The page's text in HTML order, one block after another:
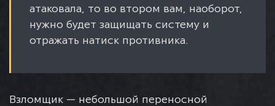
атаковала, то во втором вам, наоборот,
нужно будет защищать систему и
отражать натиск противника.
Взломщик — небольшой переносной